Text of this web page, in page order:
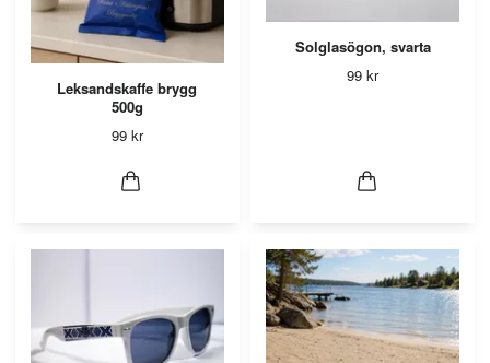
Leksandskaffe brygg
500g
99 kr
Solglasögon, svarta
99 kr